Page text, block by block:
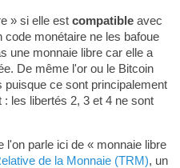
» si elle est compatibleavec
monétaire ne les bafoue
une monnaie libre car elle a
De même l'or ou le Bitcoin
ce sont principalement
les libertés 2, 3 et 4 ne sont
l'on parle ici de « monnaie libre
de la Monnaie (TRM), un